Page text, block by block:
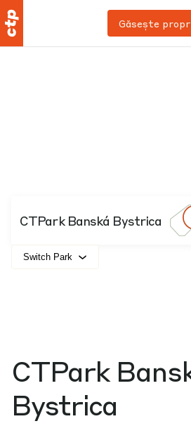
Găsește
CTPark Banská Bystrica
Switch Park
CTPark
Bystrica